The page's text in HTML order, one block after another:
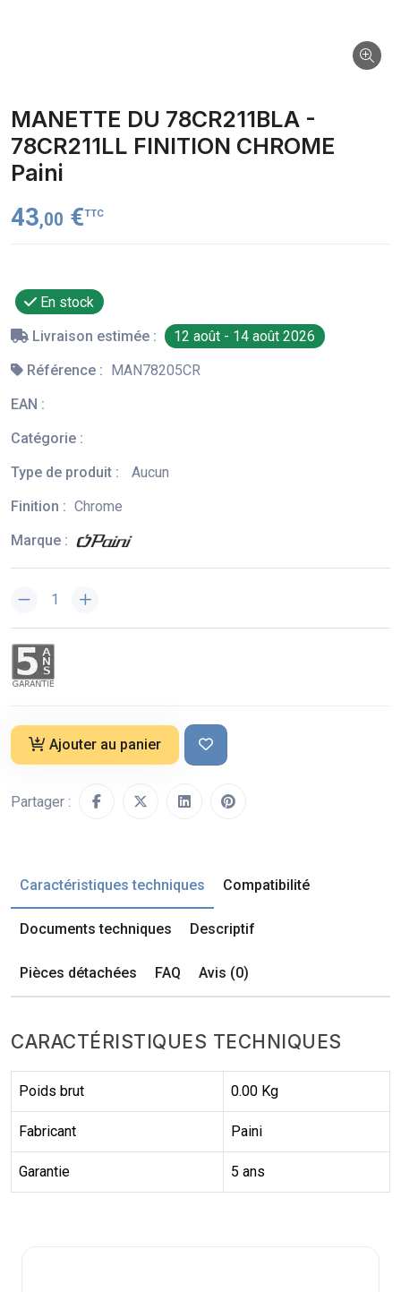
MANETTE DU 78CR211BLA -
78CR211LL FINITION CHROME
Paini
43,00 €TTC
En stock
Livraison estimée :
12 août - 14 août 2026
Référence : MAN78205CR
EAN :
Catégorie :
Type de produit :
Aucun
Finition : Chrome
Marque :
Ajouter au panier
Partager :
Caractéristiques techniques Compatibilité
Documents techniques Descriptif
Pièces détachées FAQ Avis (0)
CARACTÉRISTIQUES TECHNIQUES
Poids brut 0.00 Kg
Fabricant Paini
Garantie 5 ans